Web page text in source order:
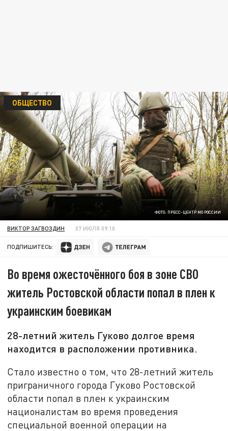
ФОТО: ПРЕСС-ЦЕНТР МО РОССИИ
ОБЩЕСТВО
ВИКТОР ЗАГВОЗДИН 07 ИЮЛЯ 09:10
ПОДПИШИТЕСЬ:
Во время ожесточённого боя в зоне СВО
житель Ростовской области попал в плен к
украинским боевикам
28-летний житель Гуково долгое время
находится в расположении противника.
Стало известно о том, что 28-летний житель
приграничного города Гуково Ростовской
области попал в плен к украинским
националистам во время проведения
специальной военной операции на